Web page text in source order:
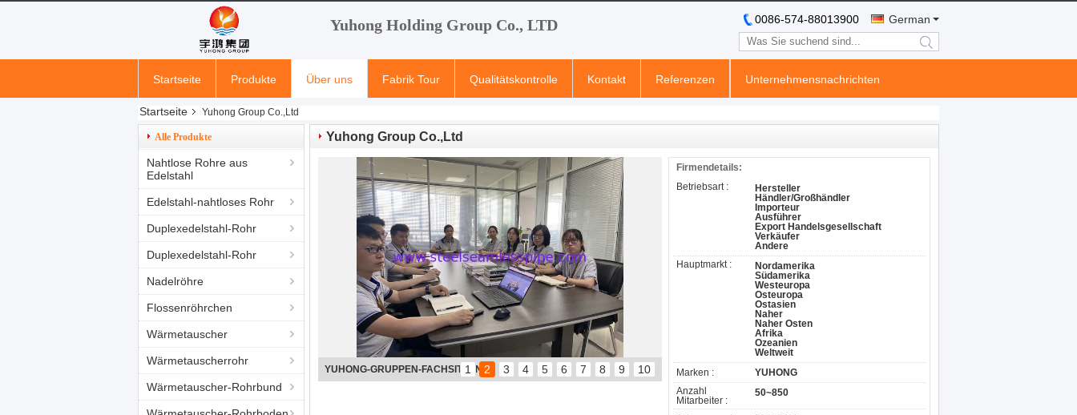
Yuhong Holding Group Co., LTD German
0086-574-88013900
search
Startseite Produkte Über uns Fabrik Tour Qualitätskontrolle Kontakt Referenzen Unternehmensnachrichten
Startseite Yuhong Group Co.,Ltd
Alle Produkte
Nahtlose Rohre aus
Edelstahl
Edelstahl-nahtloses Rohr
Duplexedelstahl-Rohr
Duplexedelstahl-Rohr
Nadelröhre
Flossenröhrchen
Wärmetauscher
Wärmetauscherrohr
Wärmetauscher-Rohrbund
Yuhong Group Co.,Ltd
1 2 3 4 5 6 7 8 9 10
YUHONG GROUP
Firmendetails:
Betriebsart :
Hersteller
Händler/Großhändler
Importeur
Ausführer
Export Handelsgesellschaft
Verkäufer
Andere
Hauptmarkt :
Nordamerika
Südamerika
Westeuropa
Osteuropa
Ostasien
Naher
Naher Osten
Afrika
Ozeanien
Weltweit
Marken :
YUHONG
Anzahl
Mitarbeiter :
50~850